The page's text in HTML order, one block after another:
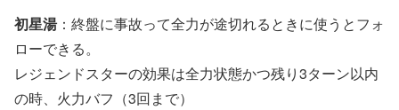
初星湯：終盤に事故って全力が途切れるときに使うとフォ
ローできる。
レジェンドスターの効果は全力状態かつ残り3ターン以内
の時、火力バフ（3回まで）